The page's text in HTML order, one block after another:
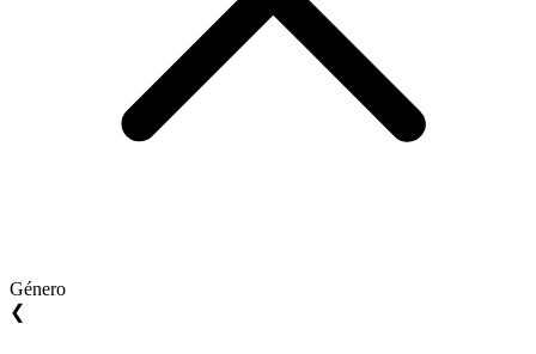
Género
❮